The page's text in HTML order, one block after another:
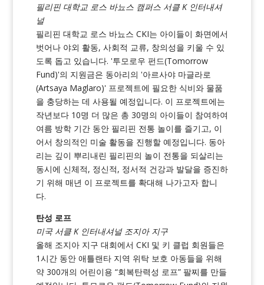
필리핀 대학교 로스 바뇨스 캠퍼스 서클 K 인터내셔
널
필리핀 대학교 로스 바뇨스 CKI는 아이들이 화면에서
벗어나 야외 활동, 사회적 교류, 창의성을 키울 수 있
도록 돕고 있습니다. '투모로우 펀드(Tomorrow
Fund)'의 지원금은 동아리의 '아르사야 마글라로
(Artsaya Maglaro)' 프로젝트에 필요한 식비와 물품
을 충당하는 데 사용될 예정입니다. 이 프로젝트에는
작년보다 10명 더 많은 총 30명의 아이들이 참여하여
여름 방학 기간 동안 필리핀 전통 놀이를 즐기고, 이
어서 창의적인 미술 활동을 진행할 예정입니다. 동아
리는 깊이 뿌리내린 필리핀의 놀이 전통을 되살리는
동시에 신체적, 정신적, 정서적 건강과 발달을 증진하
기 위해 매년 이 프로젝트를 확대해 나가고자 합니
다.
탄성 로프
미국 서클 K 인터내셔널 조지아 지구
올해 조지아 지구 대회에서 CKI 및 키 클럽 회원들은
1시간 동안 애틀랜타 지역 위탁 보호 아동들을 위해
약 300개의 어린이용 “회복탄력성 로프” 팔찌를 만들